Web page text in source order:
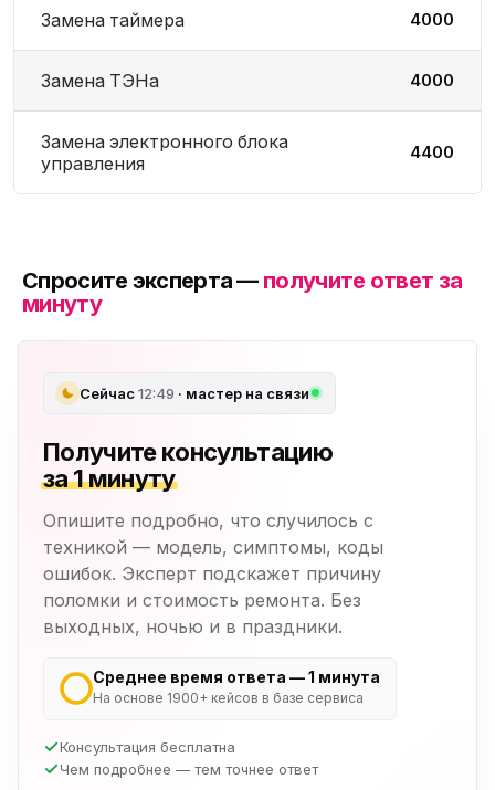
Замена таймера 4000
Замена ТЭНа 4000
Замена электронного блока
управления
4400
Спросите эксперта — получите ответ за
минуту
Сейчас12:49 · мастер на связи
Получите консультацию
за 1 минуту
Опишите подробно, что случилось с
техникой — модель, симптомы, коды
ошибок. Эксперт подскажет причину
поломки и стоимость ремонта. Без
выходных, ночью и в праздники.
Среднее время ответа — 1 минута
На основе 1900+ кейсов в базе сервиса
Консультация бесплатна
Чем подробнее — тем точнее ответ